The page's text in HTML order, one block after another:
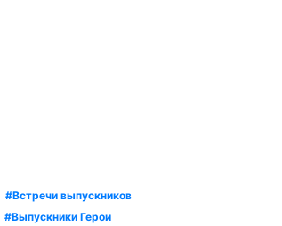
#Встречи выпускников
#Выпускники Герои